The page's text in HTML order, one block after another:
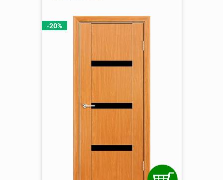
-20%